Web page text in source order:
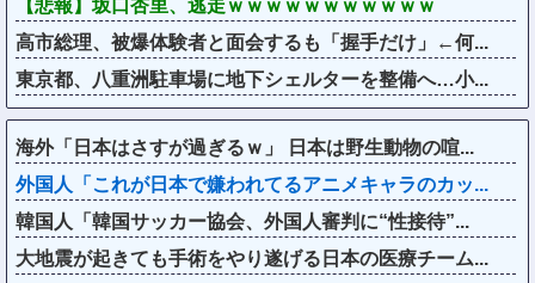
【悲報】坂口杏里、逃走ｗｗｗｗｗｗｗｗｗｗｗ
高市総理、被爆体験者と面会するも「握手だけ」←何...
東京都、八重洲駐車場に地下シェルターを整備へ…小...
海外「日本はさすが過ぎるｗ」 日本は野生動物の喧...
外国人「これが日本で嫌われてるアニメキャラのカッ...
韓国人「韓国サッカー協会、外国人審判に“性接待”...
大地震が起きても手術をやり遂げる日本の医療チーム...